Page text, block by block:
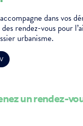
dans vos
rendez-vous pour
urbanisme.